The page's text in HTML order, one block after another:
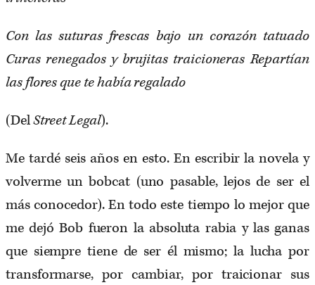
Con las suturas frescas bajo un corazón tatuado
Curas renegados y brujitas traicioneras Repartían
las flores que te había regalado
(DelStreet Legal​).
Me tardé seis años en esto. En escribir la novela y
volverme un bobcat (uno pasable, lejos de ser el
más conocedor). En todo este tiempo lo mejor que
me dejó Bob fueron la absoluta rabia y las ganas
que siempre tiene de ser él mismo; la lucha por
transformarse, por cambiar, por traicionar sus